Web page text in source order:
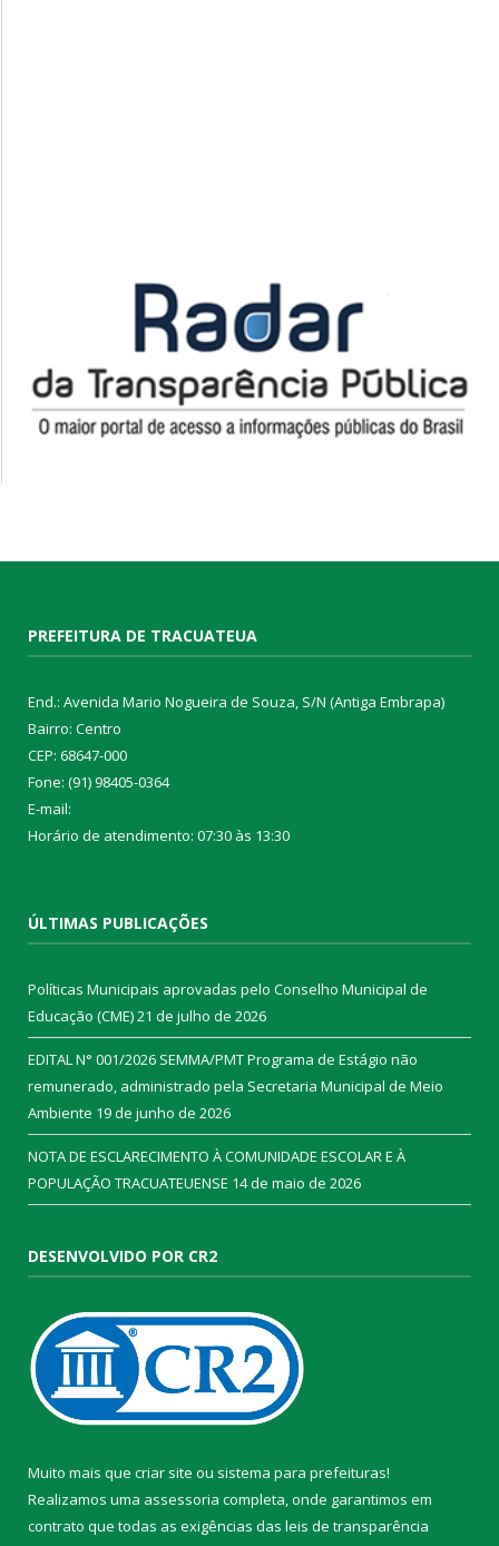
PREFEITURA DE TRACUATEUA
End.: Avenida Mario Nogueira de Souza, S/N (Antiga Embrapa)
Bairro: Centro
CEP: 68647-000
Fone: (91) 98405-0364
E-mail:
Horário de atendimento: 07:30 às 13:30
ÚLTIMAS PUBLICAÇÕES
Políticas Municipais aprovadas pelo Conselho Municipal de
Educação (CME)21 de julho de 2026
EDITAL N° 001/2026 SEMMA/PMT Programa de Estágio não
remunerado, administrado pela Secretaria Municipal de Meio
Ambiente 19 de junho de 2026
NOTA DE ESCLARECIMENTO À COMUNIDADE ESCOLAR E À
POPULAÇÃO TRACUATEUENSE 14 de maio de 2026
DESENVOLVIDO POR CR2
Muito mais que criar site ou sistema para prefeituras!
Realizamos uma assessoria completa, onde garantimos em
contrato que todas as exigências das leis de transparência